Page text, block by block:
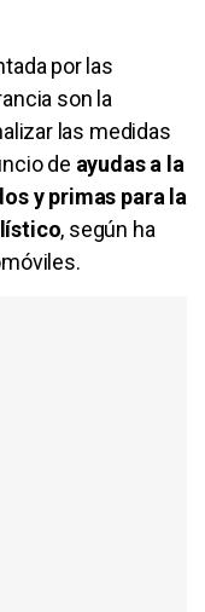
por las
son la
las medidas
de ayudas a la
y primas para la
, según ha